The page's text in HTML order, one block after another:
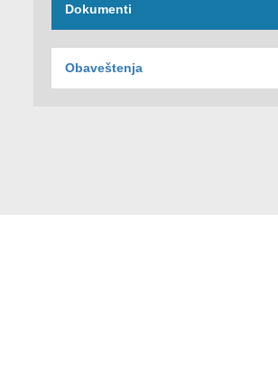
Dokumenti
Obaveštenja